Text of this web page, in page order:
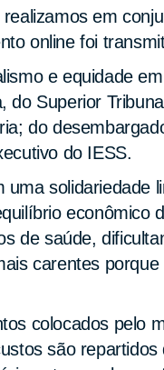
realizamos em
online foi
e equidade
do Superior
do
do IESS.
uma solidariedade
econômico
de saúde,
carentes
colocados pelo
são